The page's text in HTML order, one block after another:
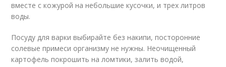
вместе с кожурой на небольшие кусочки, и трех литров
воды.
Посуду для варки выбирайте без накипи, посторонние
солевые примеси организму не нужны. Неочищенный
картофель покрошить на ломтики, залить водой,